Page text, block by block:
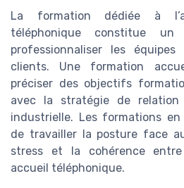
La formation dédiée à
téléphonique constitue
professionnaliser les
clients. Une formation
préciser des objectifs
avec la stratégie de relation
industrielle. Les formations
de travailler la posture face
stress et la cohérence
accueil téléphonique.